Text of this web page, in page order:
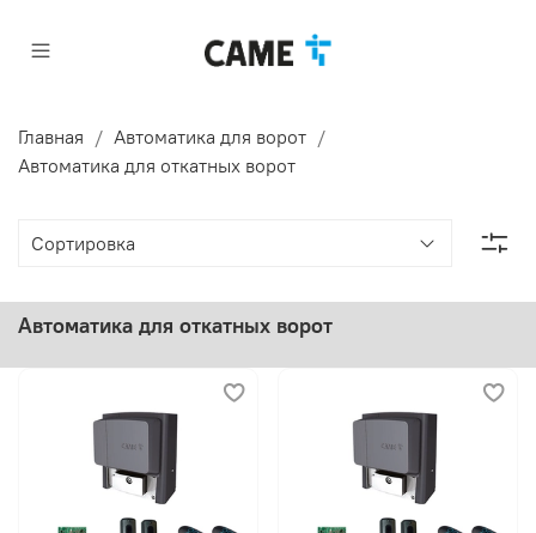
Главная
Автоматика для ворот
Автоматика для откатных ворот
Автоматика для откатных ворот